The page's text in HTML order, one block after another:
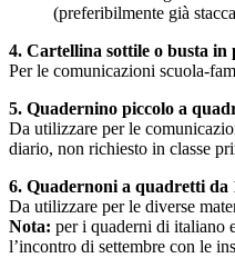
(preferibilmente già
4. Cartellina sottile o busta in
Per le comunicazioni scuola-
5. Quadernino piccolo a
Da utilizzare per le
diario, non richiesto in classe
6. Quadernoni a quadretti da
Da utilizzare per le diverse
Nota: per i quaderni di italiano
l’incontro di settembre con le